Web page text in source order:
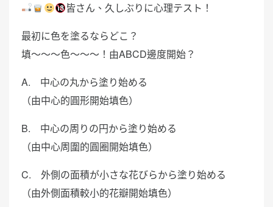
皆さん、久しぶりに心理テスト！
最初に色を塗るならどこ？
填～～～色～～～！由ABCD邊度開始？
A. 中心の丸から塗り始める
（由中心的圓形開始填色）
B. 中心の周りの円から塗り始める
（由中心周圍的圓圈開始填色）
C. 外側の面積が小さな花びらから塗り始める
（由外側面積較小的花瓣開始填色）